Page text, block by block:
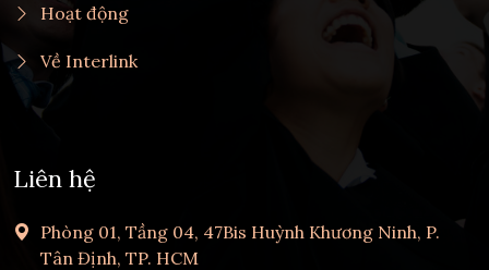
Hoạt động
Về Interlink
Liên hệ
Phòng 01, Tầng 04, 47Bis Huỳnh Khương Ninh, P.
Tân Định, TP. HCM